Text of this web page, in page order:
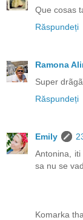
Que cosas
Răspundeți
Ramona
Super
Răspundeți
Emily
Antonina,
sa nu se
Komarka